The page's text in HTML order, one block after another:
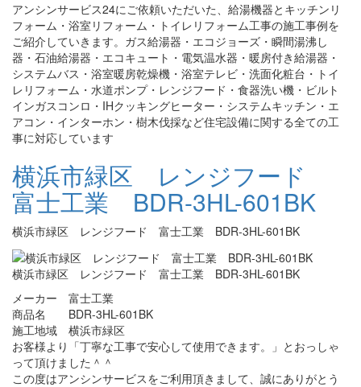
アンシンサービス24にご依頼いただいた、給湯機器とキッチンリ
フォーム・浴室リフォーム・トイレリフォーム工事の施工事例を
ご紹介していきます。ガス給湯器・エコジョーズ・瞬間湯沸し
器・石油給湯器・エコキュート・電気温水器・暖房付き給湯器・
システムバス・浴室暖房乾燥機・浴室テレビ・洗面化粧台・トイ
レリフォーム・水道ポンプ・レンジフード・食器洗い機・ビルト
インガスコンロ・IHクッキングヒーター・システムキッチン・エ
アコン・インターホン・樹木伐採など住宅設備に関する全ての工
事に対応しています
横浜市緑区 レンジフード
富士工業 BDR-3HL-601BK
横浜市緑区 レンジフード 富士工業 BDR-3HL-601BK
横浜市緑区 レンジフード 富士工業 BDR-3HL-601BK
メーカー 富士工業
商品名 BDR-3HL-601BK
施工地域 横浜市緑区
お客様より「丁寧な工事で安心して使用できます。」とおっしゃ
って頂けました＾＾
この度はアンシンサービスをご利用頂きまして、誠にありがとう